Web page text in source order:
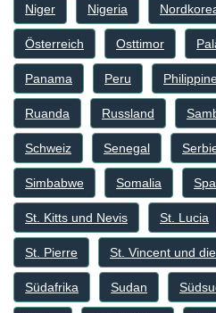
Niger Nigeria
Österreich Osttimor
Panama Peru
Ruanda Russland
Schweiz Senegal
Simbabwe Somalia
St. Kitts und Nevis St. Lucia
St. Pierre St. Vincent und
Südafrika Sudan